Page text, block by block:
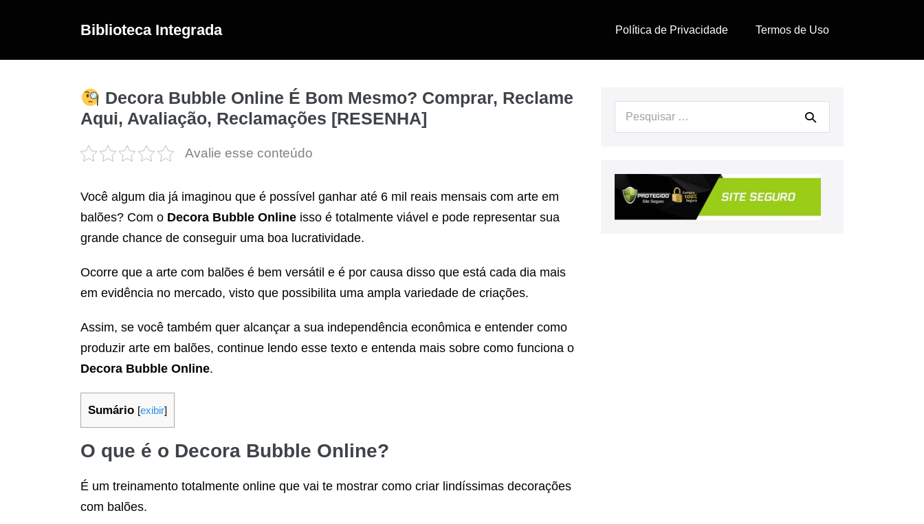
Biblioteca Integrada Política de Privacidade Termos de Uso
Decora Bubble Online É Bom Mesmo? Comprar, Reclame
Aqui, Avaliação, Reclamações [RESENHA]
Avalie esse conteúdo
Você algum dia já imaginou que é possível ganhar até 6 mil reais mensais com arte em
balões? Com o Decora Bubble Online isso é totalmente viável e pode representar sua
grande chance de conseguir uma boa lucratividade.
Ocorre que a arte com balões é bem versátil e é por causa disso que está cada dia mais
em evidência no mercado, visto que possibilita uma ampla variedade de criações.
Assim, se você também quer alcançar a sua independência econômica e entender como
produzir arte em balões, continue lendo esse texto e entenda mais sobre como funciona o
Decora Bubble Online.
Sumário [exibir]
O que é o Decora Bubble Online?
É um treinamento totalmente online que vai te mostrar como criar lindíssimas decorações
com balões.
Procurar: